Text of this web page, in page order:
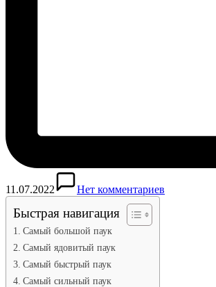
11.07.2022 Нет комментариев
Быстрая навигация
Самый большой паук
Самый ядовитый паук
Самый быстрый паук
Самый сильный паук